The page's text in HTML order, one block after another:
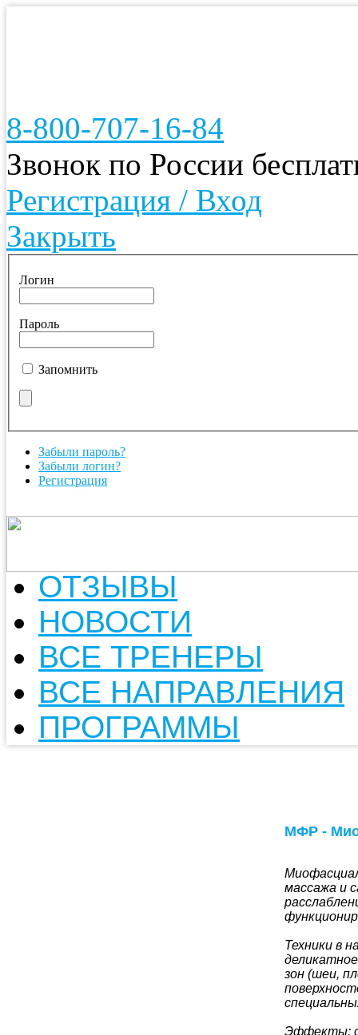
8-800-707-16-84
Звонок по России
Регистрация / Вход
Закрыть
Логин
Пароль
Запомнить
Забыли пароль?
Забыли логин?
Регистрация
ОТЗЫВЫ
НОВОСТИ
ВСЕ ТРЕНЕРЫ
ВСЕ НАПРАВЛЕНИЯ
ПРОГРАММЫ
МФР -
массажа и
Техники в
зон (шеи,
Эффекты: